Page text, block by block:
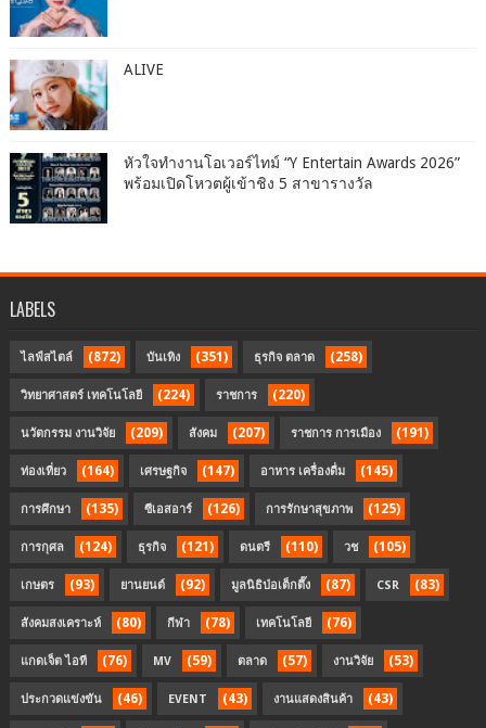
ALIVE
หัวใจทำงานโอเวอร์ไทม์ “Y Entertain Awards 2026”
พร้อมเปิดโหวตผู้เข้าชิง 5 สาขารางวัล
LABELS
ไลฟ์สไตล์ (872) บันเทิง (351) ธุรกิจ ตลาด (258)
วิทยาศาสตร์ เทคโนโลยี (224) ราชการ (220)
นวัตกรรม งานวิจัย (209) สังคม (207) ราชการ การเมือง (191)
ท่องเที่ยว (164) เศรษฐกิจ (147) อาหาร เครื่องดื่ม (145)
การศึกษา (135) ซีเอสอาร์ (126) การรักษาสุขภาพ (125)
การกุศล (124) ธุรกิจ (121) ดนตรี (110) วช (105)
เกษตร (93) ยานยนต์ (92) มูลนิธิป่อเต็กตึ๊ง (87) CSR (83)
สังคมสงเคราะห์ (80) กีฬา (78) เทคโนโลยี (76)
แกดเจ็ต ไอที (76) MV (59) ตลาด (57) งานวิจัย (53)
ประกวดแข่งขัน (46) EVENT (43) งานแสดงสินค้า (43)